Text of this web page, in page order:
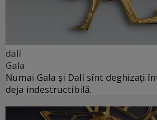
dalí
Gala
Numai Gala și Dalí sînt deghizați
deja indestructibilă.